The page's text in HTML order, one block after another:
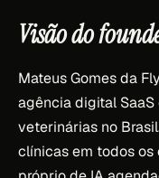
Visão do
Mateus Gomes da
agência digital
veterinárias no
clínicas em todos